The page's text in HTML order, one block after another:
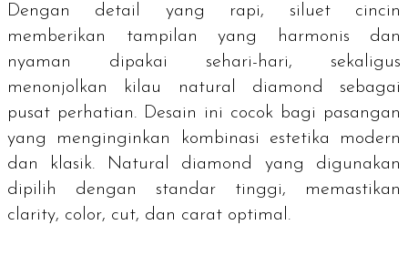
Dengan detail yang rapi, siluet cincin
memberikan tampilan yang harmonis dan
nyaman dipakai sehari-hari, sekaligus
menonjolkan kilau
natural diamond
sebagai
pusat perhatian. Desain ini cocok bagi pasangan
yang menginginkan kombinasi estetika modern
dan klasik.
Natural diamond
yang digunakan
dipilih dengan standar tinggi, memastikan
clarity, color, cut, dan carat optimal.